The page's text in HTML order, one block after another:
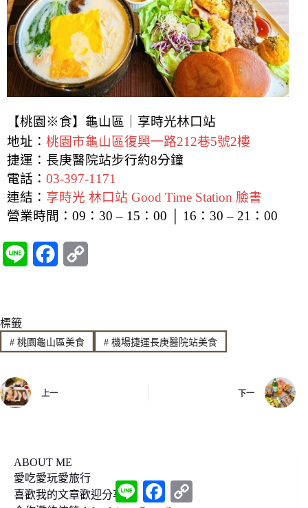
【桃園※食】龜山區｜享時光林口站
地址： 桃園市龜山區復興一路212巷5號2樓
捷運：長庚醫院站步行約8分鐘
電話： 03-397-1171
連結： 享時光 林口站 Good Time Station 臉書
營業時間：09：30 – 15：00 │ 16：30 – 21：00
e e
b
y
L
標籤
#桃園龜山區美食 #機場捷運長庚醫院站美食
上一 下一
ABOUT ME
愛吃愛玩愛旅行
喜歡我的文章歡迎分享
L
F